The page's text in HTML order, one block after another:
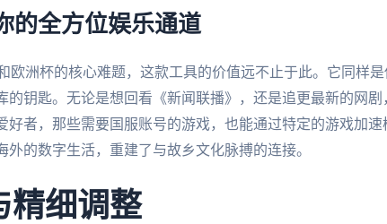
的全方位娱乐通道
欧洲杯的核心难题，这款工具的价值远不止于此。它同样
的钥匙。无论是想回看《新闻联播》，还是追更最新的网
好者，那些需要国服账号的游戏，也能通过特定的游戏加
外的数字生活，重建了与故乡文化脉搏的连接。
精细调整